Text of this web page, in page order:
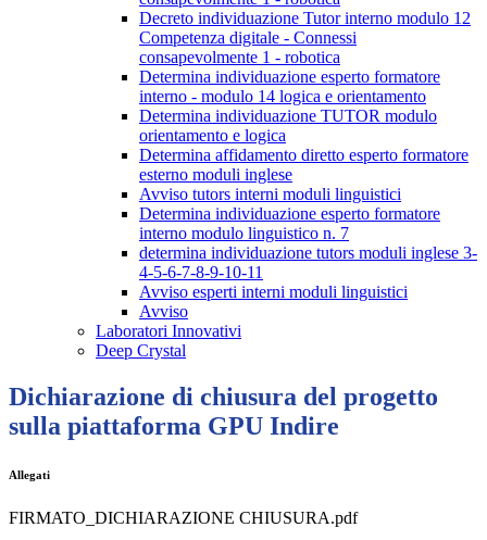
Decreto individuazione Tutor interno modulo 12
Competenza digitale - Connessi
consapevolmente 1 - robotica
Determina individuazione esperto formatore
interno - modulo 14 logica e orientamento
Determina individuazione TUTOR modulo
orientamento e logica
Determina affidamento diretto esperto formatore
esterno moduli inglese
Avviso tutors interni moduli linguistici
Determina individuazione esperto formatore
interno modulo linguistico n. 7
determina individuazione tutors moduli inglese 3-
4-5-6-7-8-9-10-11
Avviso esperti interni moduli linguistici
Avviso
Laboratori Innovativi
Deep Crystal
Dichiarazione di chiusura del progetto
sulla piattaforma GPU Indire
Allegati
FIRMATO_DICHIARAZIONE CHIUSURA.pdf